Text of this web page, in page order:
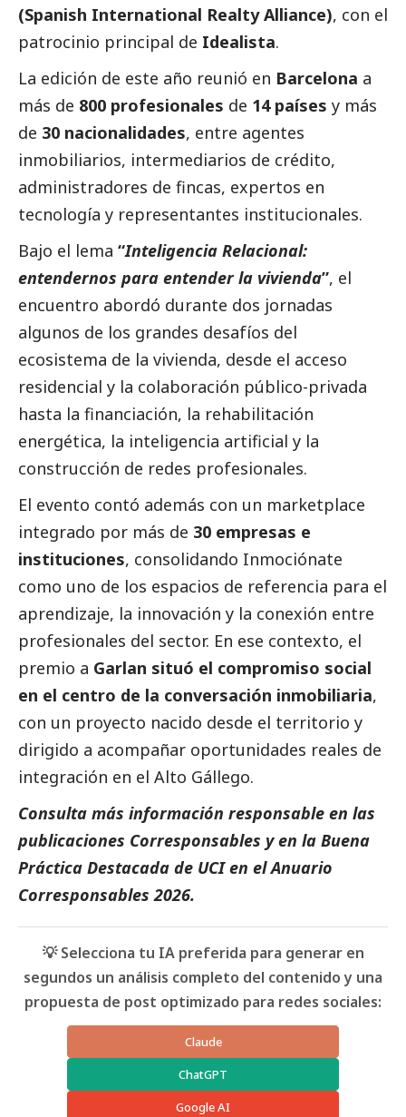
(Spanish International Realty Alliance), con el
patrocinio principal de Idealista.
La edición de este año reunió en Barcelona a
más de 800 profesionales de 14 países y más
de 30 nacionalidades, entre agentes
inmobiliarios, intermediarios de crédito,
administradores de fincas, expertos en
tecnología y representantes institucionales.
Bajo el lema “Inteligencia Relacional:
entendernos para entender la vivienda”, el
encuentro abordó durante dos jornadas
algunos de los grandes desafíos del
ecosistema de la vivienda, desde el acceso
residencial y la colaboración público-privada
hasta la financiación, la rehabilitación
energética, la inteligencia artificial y la
construcción de redes profesionales.
El evento contó además con un marketplace
integrado por más de 30 empresas e
instituciones, consolidando Inmociónate
como uno de los espacios de referencia para el
aprendizaje, la innovación y la conexión entre
profesionales del sector. En ese contexto, el
premio a Garlan situó el compromiso social
en el centro de la conversación inmobiliaria,
con un proyecto nacido desde el territorio y
dirigido a acompañar oportunidades reales de
integración en el Alto Gállego.
Consulta más información responsable en las
publicaciones Corresponsables y en la Buena
Práctica Destacada de UCIen elAnuario
Corresponsables 2026.
💡 Selecciona tu IA preferida para generar en
segundos un análisis completo del contenido y una
propuesta de post optimizado para redes sociales:
Claude
ChatGPT
Google AI